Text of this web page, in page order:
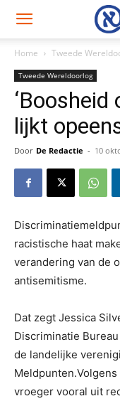
Home Tweede
Tweede Wereldoorlog
lijkt
Door De Redactie - 10
racistische haat
verandering van de
antisemitisme.
Dat zegt Jessica
Discriminatie
de landelijke
vroeger vooral uit